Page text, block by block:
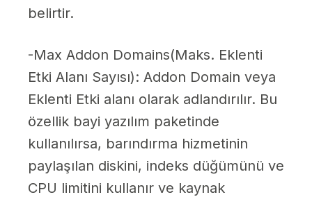
belirtir.
-Max Addon Domains(Maks. Eklenti
Etki Alanı Sayısı): Addon Domain veya
Eklenti Etki alanı olarak adlandırılır. Bu
özellik bayi yazılım paketinde
kullanılırsa, barındırma hizmetinin
paylaşılan diskini, indeks düğümünü ve
CPU limitini kullanır ve kaynak